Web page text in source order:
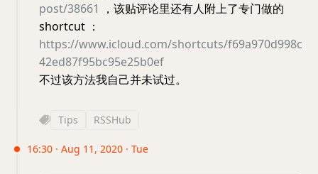
post/38661
，该贴评论里还有人附上了专门做的
shortcut ：
https://www.icloud.com/shortcuts/f69a970d998c
42ed87f95bc95e25b0ef
不过该方法我自己并未试过。
Tips RSSHub
16:30 · Aug 11, 2020 · Tue